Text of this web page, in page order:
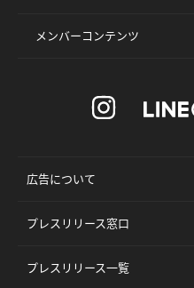
メンバーコンテンツ
広告について
プレスリリース窓口
プレスリリース一覧